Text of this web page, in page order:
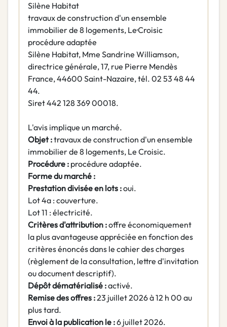
Silène Habitat
travaux de construction d'un ensemble
immobilier de 8 logements, Le·Croisic
procédure adaptée
Silène Habitat, Mme Sandrine Williamson,
directrice générale, 17, rue Pierre Mendès
France, 44600 Saint-Nazaire, tél. 02 53 48 44
44.
Siret 442 128 369 00018.
L'avis implique un marché.
Objet :travaux de construction d'un ensemble
immobilier de 8 logements, Le Croisic.
Procédure : procédure adaptée.
Forme du marché :
Prestation divisée en lots :oui.
Lot 4a : couverture.
Lot 11 : électricité.
Critères d'attribution :offre économiquement
la plus avantageuse appréciée en fonction des
critères énoncés dans le cahier des charges
(règlement de la consultation, lettre d'invitation
ou document descriptif).
Dépôt dématérialisé :activé.
Remise des offres :23 juillet 2026 à 12 h 00 au
plus tard.
Envoi à la publication le :6 juillet 2026.